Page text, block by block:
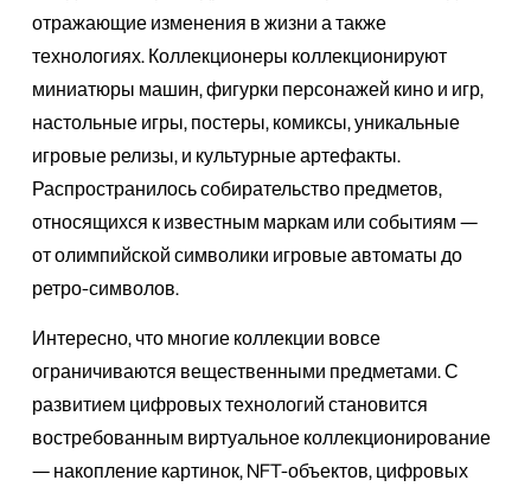
отражающие изменения в жизни а также
технологиях. Коллекционеры коллекционируют
миниатюры машин, фигурки персонажей кино и игр,
настольные игры, постеры, комиксы, уникальные
игровые релизы, и культурные артефакты.
Распространилось собирательство предметов,
относящихся к известным маркам или событиям —
от олимпийской символики игровые автоматы до
ретро-символов.
Интересно, что многие коллекции вовсе
ограничиваются вещественными предметами. С
развитием цифровых технологий становится
востребованным виртуальное коллекционирование
— накопление картинок, NFT-объектов, цифровых